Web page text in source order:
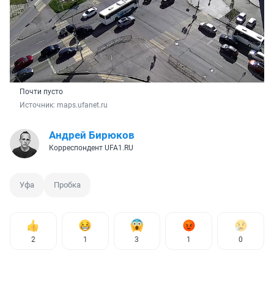
Почти пусто
Источник: maps.ufanet.ru
Андрей Бирюков
Корреспондент UFA1.RU
Уфа Пробка
2 1 3 1 0